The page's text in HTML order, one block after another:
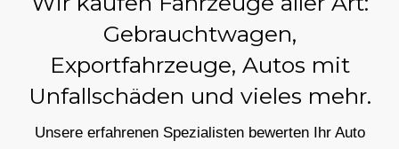
Gebrauchtwagen,
Exportfahrzeuge, Autos mit
Unfallschäden und vieles mehr.
Unsere erfahrenen Spezialisten bewerten Ihr Auto